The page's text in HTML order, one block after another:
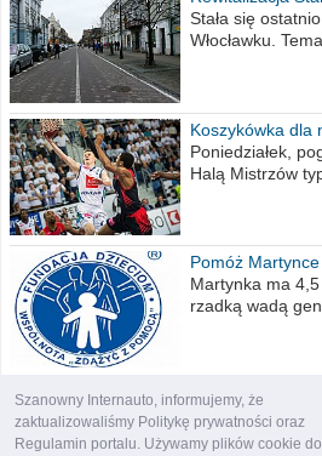
Szanowny Internauto, informujemy, że
zaktualizowaliśmy Politykę prywatności oraz
Regulamin portalu. Używamy plików cookie do
Stała się
Włocławku.
Koszykówka dla
Poniedziałek,
Halą Mistrzów
Pomóż
Martynka ma
rzadką wadą
Polska moich
Nadszedł kres
wyborcza czyli